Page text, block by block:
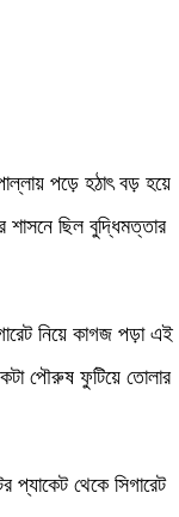
পড়ে হঠাৎ বড় হয়ে
ছিল বুদ্ধিমত্তার
নিয়ে কাগজ পড়া এই
পৌরুষ ফুটিয়ে তোলার
প্যাকেট থেকে সিগারেট